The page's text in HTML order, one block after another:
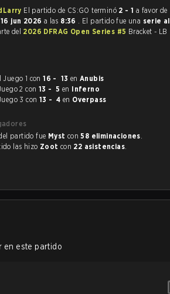
El partido de CS:GO terminó 2 - 1 a favor de
16 jun 2026 a las 8:36 . El partido fue una serie al
del 2026 DFRAG Open Series #5 Bracket - LB
ganó el Juego 1 con 16 - 13 en Anubis
ganó el Juego 2 con 13 - 5 en Inferno
ganó el Juego 3 con 13 - 4 en Overpass
partido fue Myst con58 eliminaciones.
las hizo Zoot con 22 asistencias.
en este partido